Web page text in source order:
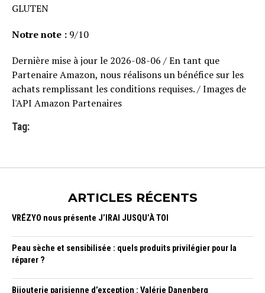
GLUTEN
Notre note : 9/10
Dernière mise à jour le 2026-08-06 / En tant que
Partenaire Amazon, nous réalisons un bénéfice sur les
achats remplissant les conditions requises. / Images de
l'API Amazon Partenaires
Tag:
ARTICLES RÉCENTS
VRÉZYO nous présente J’IRAI JUSQU’À TOI
Peau sèche et sensibilisée : quels produits privilégier pour la
réparer ?
Bijouterie parisienne d’exception : Valérie Danenberg